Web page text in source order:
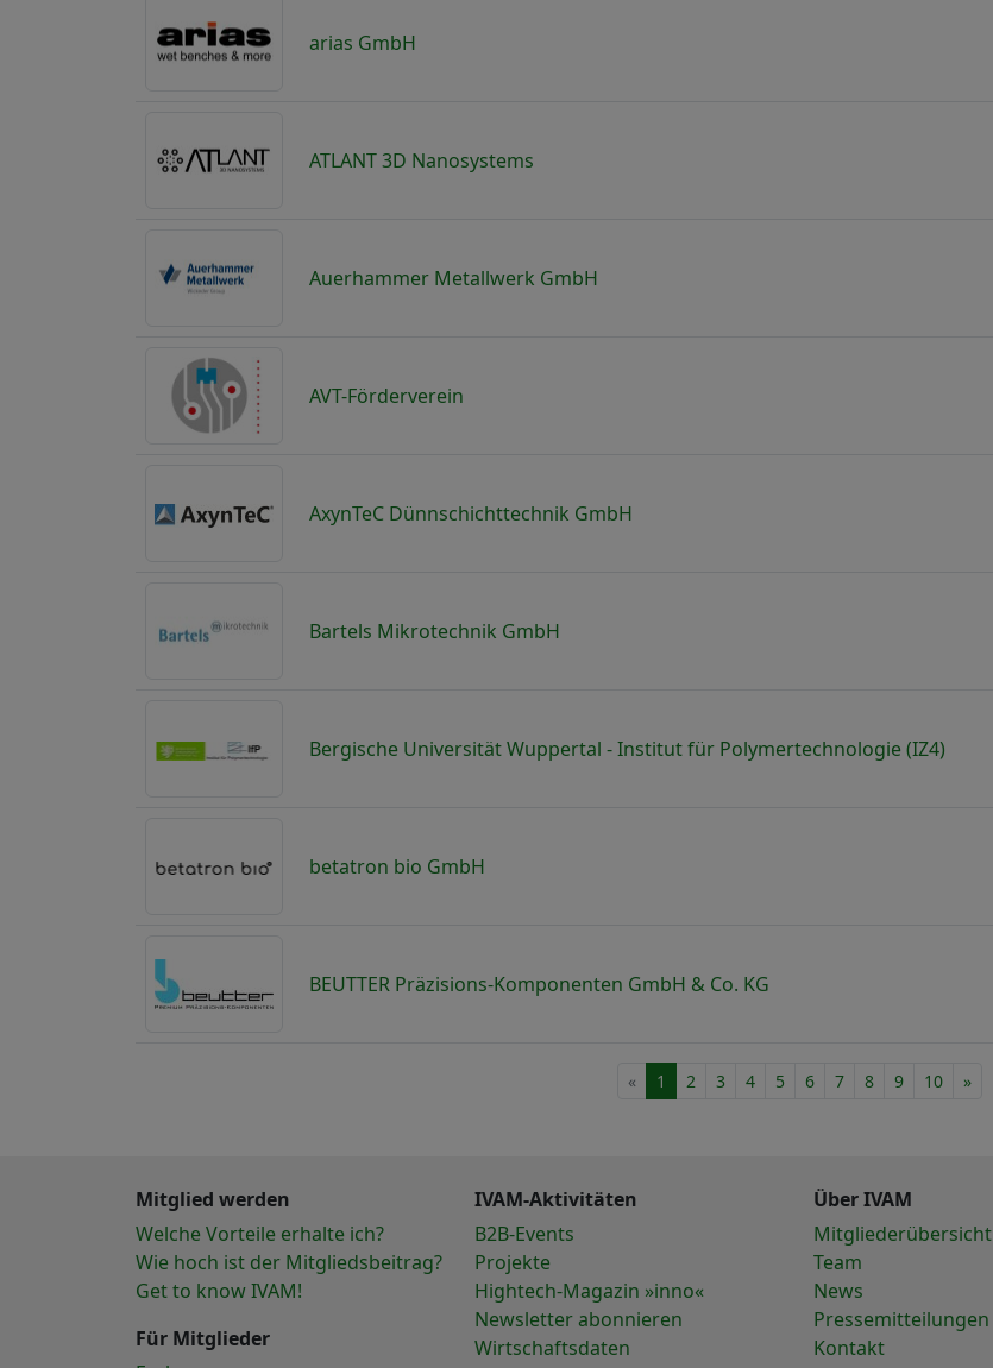
arias GmbH
ATLANT 3D Nanosystems
Auerhammer Metallwerk GmbH
AVT-Förderverein
AxynTeC Dünnschichttechnik GmbH
Bartels Mikrotechnik GmbH
Bergische Universität Wuppertal - Institut für Polymertechnologie (IZ4)
betatron bio GmbH
BEUTTER Präzisions-Komponenten GmbH & Co. KG
« 1 2 3 4 5 6 7 8 9 10 »
Mitglied werden
Welche Vorteile erhalte ich?
Wie hoch ist der Mitgliedsbeitrag?
Get to know IVAM!
Für Mitglieder
IVAM-Aktivitäten
B2B-Events
Projekte
Hightech-Magazin »inno«
Newsletter abonnieren
Wirtschaftsdaten
Über IVAM
Mitgliederübersicht
Team
News
Pressemitteilungen
Kontakt